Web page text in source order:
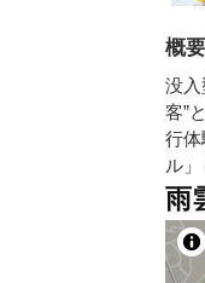
概要
没入
客”
行体
ル」
雨